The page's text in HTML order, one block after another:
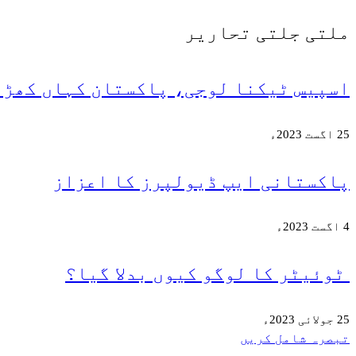
ملتی جلتی تحاریر
اسپیس ٹیکنا لوجی، پاکستان کہاں
25 اگست 2023ء
پاکستانی ایپ ڈیولپرز کا اعزاز
4 اگست 2023ء
ٹوئیٹر کا لوگو کیوں بدلا گیا؟
25 جولائی 2023ء
تبصرہ شامل کریں